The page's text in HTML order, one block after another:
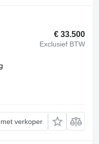
€ 33.500
Exclusief BTW
verkoper